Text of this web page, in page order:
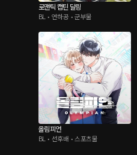
로맨틱 캡틴 달링
BL • 연하공 • 군부물
올림피언
BL • 선후배 • 스포츠물